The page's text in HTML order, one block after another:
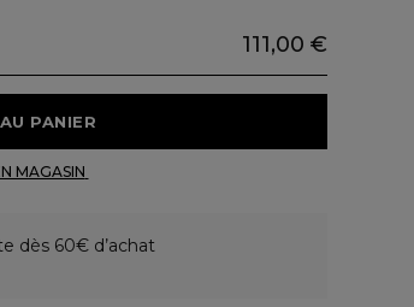
111,00 €
dès 60€ d’achat